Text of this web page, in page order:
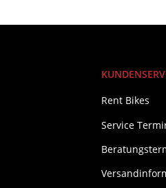
Rent Bikes
Service